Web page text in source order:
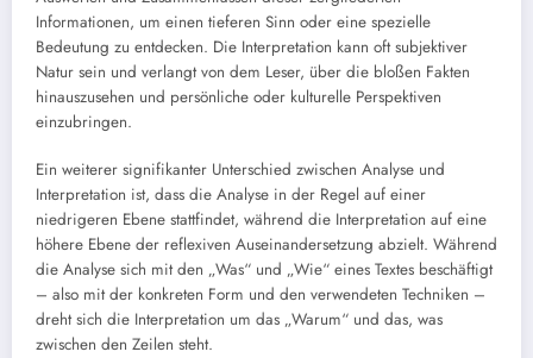
Informationen, um einen tieferen Sinn oder eine spezielle
Bedeutung zu entdecken. Die Interpretation kann oft subjektiver
Natur sein und verlangt von dem Leser, über die bloßen Fakten
hinauszusehen und persönliche oder kulturelle Perspektiven
einzubringen.
Ein weiterer signifikanter Unterschied zwischen Analyse und
Interpretation ist, dass die Analyse in der Regel auf einer
niedrigeren Ebene stattfindet, während die Interpretation auf eine
höhere Ebene der reflexiven Auseinandersetzung abzielt. Während
die Analyse sich mit den „Was“ und „Wie“ eines Textes beschäftigt
– also mit der konkreten Form und den verwendeten Techniken –
dreht sich die Interpretation um das „Warum“ und das, was
zwischen den Zeilen steht.